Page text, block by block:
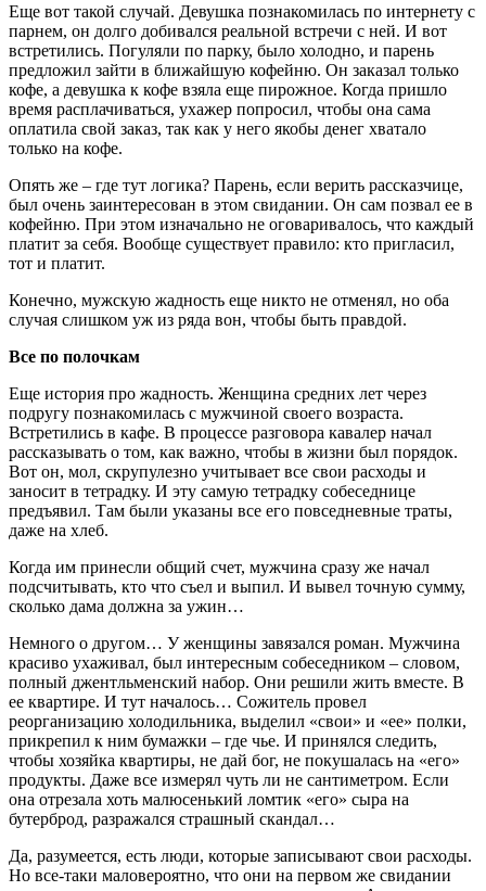
Еще вот такой случай. Девушка познакомилась по интернету с
парнем, он долго добивался реальной встречи с ней. И вот
встретились. Погуляли по парку, было холодно, и парень
предложил зайти в ближайшую кофейню. Он заказал только
кофе, а девушка к кофе взяла еще пирожное. Когда пришло
время расплачиваться, ухажер попросил, чтобы она сама
оплатила свой заказ, так как у него якобы денег хватало
только на кофе.
Опять же – где тут логика? Парень, если верить рассказчице,
был очень заинтересован в этом свидании. Он сам позвал ее в
кофейню. При этом изначально не оговаривалось, что каждый
платит за себя. Вообще существует правило: кто пригласил,
тот и платит.
Конечно, мужскую жадность еще никто не отменял, но оба
случая слишком уж из ряда вон, чтобы быть правдой.
Все по полочкам
Еще история про жадность. Женщина средних лет через
подругу познакомилась с мужчиной своего возраста.
Встретились в кафе. В процессе разговора кавалер начал
рассказывать о том, как важно, чтобы в жизни был порядок.
Вот он, мол, скрупулезно учитывает все свои расходы и
заносит в тетрадку. И эту самую тетрадку собеседнице
предъявил. Там были указаны все его повседневные траты,
даже на хлеб.
Когда им принесли общий счет, мужчина сразу же начал
подсчитывать, кто что съел и выпил. И вывел точную сумму,
сколько дама должна за ужин…
Немного о другом… У женщины завязался роман. Мужчина
красиво ухаживал, был интересным собеседником – словом,
полный джентльменский набор. Они решили жить вместе. В
ее квартире. И тут началось… Сожитель провел
реорганизацию холодильника, выделил «свои» и «ее» полки,
прикрепил к ним бумажки – где чье. И принялся следить,
чтобы хозяйка квартиры, не дай бог, не покушалась на «его»
продукты. Даже все измерял чуть ли не сантиметром. Если
она отрезала хоть малюсенький ломтик «его» сыра на
бутерброд, разражался страшный скандал…
Да, разумеется, есть люди, которые записывают свои расходы.
Но все-таки маловероятно, что они на первом же свидании